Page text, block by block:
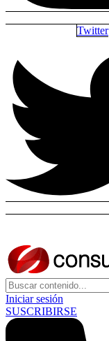
Twitter
Iniciar sesión
SUSCRIBIRSE